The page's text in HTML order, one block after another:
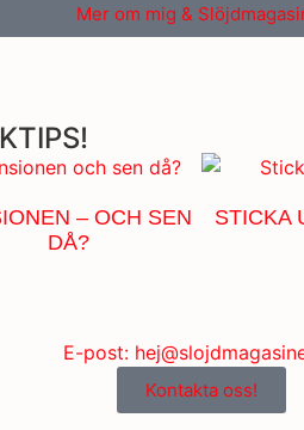
Mer om mig &
– OCH SEN
DÅ?
STICKA
E-post:
Kontakta oss!